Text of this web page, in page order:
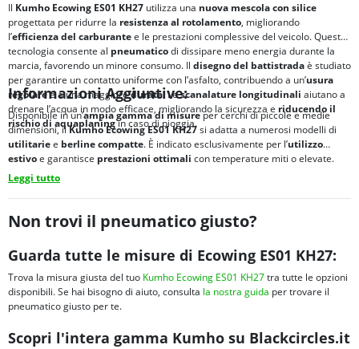
Il Kumho Ecowing ES01 KH27 utilizza una nuova mescola con silice
progettata per ridurre la resistenza al rotolamento, migliorando
l’efficienza del carburantee le prestazioni complessive del veicolo. Questa
tecnologia consente al pneumaticodi dissipare meno energia durante la
marcia, favorendo un minore consumo. Il disegno del battistradaè studiato
per garantire un contatto uniforme con l’asfalto, contribuendo a un’usura
regolaree a una maggioredurata. Lescanalature longitudinali aiutano a
drenare l’acqua in modo efficace, migliorando la sicurezza e riducendo il
rischio diaquaplaningin caso di pioggia.
Informazioni Aggiuntive:
Disponibile in un’ampia gamma di misureper cerchi di piccole e medie
dimensioni, ilKumho Ecowing ES01 KH27si adatta a numerosi modelli di
utilitariee berline compatte. È indicato esclusivamente per l’utilizzo
estivoe garantisce prestazioni ottimali con temperature miti o elevate.
Leggi tutto
Non trovi il pneumatico giusto?
Guarda tutte le misure di Ecowing ES01 KH27:
Trova la misura giusta del tuo Kumho Ecowing ES01 KH27tra tutte le opzioni
disponibili. Se hai bisogno di aiuto, consulta la nostra guida per trovare il
pneumatico giusto per te.
Scopri l'intera gamma Kumho su Blackcircles.it